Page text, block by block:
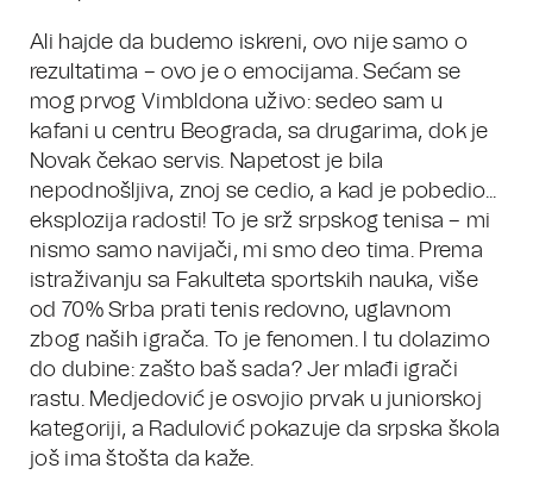
Ali hajde da budemo iskreni, ovo nije samo o
rezultatima – ovo je o emocijama. Sećam se
mog prvog Vimbldona uživo: sedeo sam u
kafani u centru Beograda, sa drugarima, dok je
Novak čekao servis. Napetost je bila
nepodnošljiva, znoj se cedio, a kad je pobedio...
eksplozija radosti! To je srž srpskog tenisa – mi
nismo samo navijači, mi smo deo tima. Prema
istraživanju sa Fakulteta sportskih nauka, više
od 70% Srba prati tenis redovno, uglavnom
zbog naših igrača. To je fenomen. I tu dolazimo
do dubine: zašto baš sada? Jer mlađi igrači
rastu. Medjedović je osvojio prvak u juniorskoj
kategoriji, a Radulović pokazuje da srpska škola
još ima štošta da kaže.